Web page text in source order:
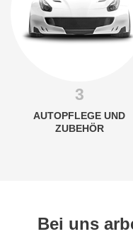
3
AUTOPFLEGE UND
ZUBEHÖR
Bei uns